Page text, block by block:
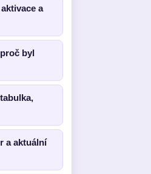
a
byl
a aktuální